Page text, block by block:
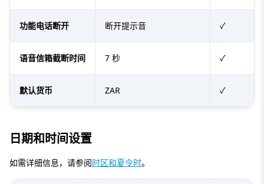
功能电话断开 断开提示音 ✓
语音信箱截断时间 7 秒 ✓
默认货币 ZAR ✓
日期和时间设置
如需详细信息，请参阅时区和夏令时。